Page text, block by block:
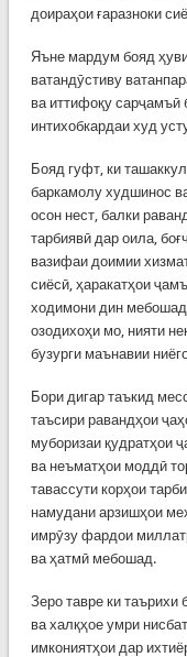
доираҳои ғаразноки
Яъне мардум бояд
ватандӯстиву
ва иттифоқу сарҷамъӣ
интихобкардаи худ
Бояд гуфт, ки
баркамолу худшинос
осон нест, балки
тарбиявӣ дар оила,
вазифаи доимии
сиёсӣ, ҳаракатҳои
ходимони дин
озодихоҳи мо, нияти
бузурги маънавии
Бори дигар таъкид
таъсири равандҳои
муборизаи қудратҳои
ва неъматҳои моддӣ
тавассути корҳои
намудани арзишҳои
имрӯзу фардои
ва ҳатмӣ мебошад.
Зеро тавре ки
ва халқҳое умри
имкониятҳои дар